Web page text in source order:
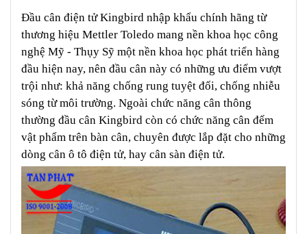
Đầu cân điện tử Kingbird nhập khẩu chính hãng từ
thương hiệu Mettler Toledo mang nền khoa học công
nghệ Mỹ - Thụy Sỹ một nền khoa học phát triển hàng
đầu hiện nay, nên đầu cân này có những ưu điểm vượt
trội như: khả năng chống rung tuyệt đối, chống nhiễu
sóng từ môi trường. Ngoài chức năng cân thông
thường đầu cân Kingbird còn có chức năng cân đếm
vật phẩm trên bàn cân, chuyên được lắp đặt cho những
dòng cân ô tô điện tử, hay cân sàn điện tử.